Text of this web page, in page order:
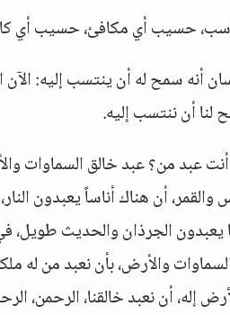
حسيب أي مكافئ، حسيب أي
أنه سمح له أن ينتسب إليه:
لنا أن ننتسب إليه.
أنت عبد من؟ عبد خالق السماوات
أن هناك أناساً يعبدون
الجرذان والحديث طويل،
السماوات والأرض، بأن نعبد من
إله، أن نعبد خالقنا، الرحمن،